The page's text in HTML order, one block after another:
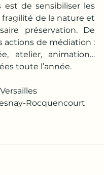
est de sensibiliser les
fragilité de la nature et
préservation. De
actions de médiation :
atelier, animation…
toute l’année.
Rocquencourt